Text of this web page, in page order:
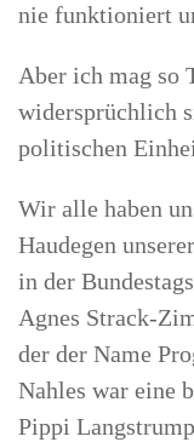
nie funktioniert
Aber ich mag so
widersprüchlich
politischen
Wir alle haben
Haudegen
in der
Agnes Strack-
der der Name
Nahles war eine
Pippi